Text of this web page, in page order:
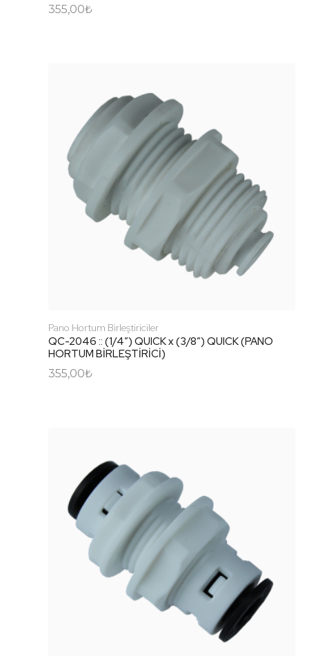
355,00₺
Pano Hortum Birleştiriciler
QC-2046 :: (1/4″) QUICK x (3/8″) QUICK (PANO
HORTUM BİRLEŞTİRİCİ)
355,00₺